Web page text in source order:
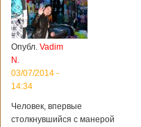
Опубл. Vadim
N.
03/07/2014 -
14:34
Человек, впервые
столкнувшийся с манерой